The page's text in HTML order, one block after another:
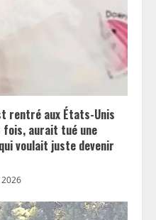
rentré aux États-Unis
fois, aurait tué une
voulait juste devenir